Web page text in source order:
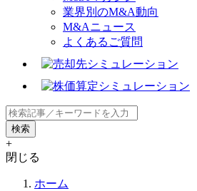
業界別のM&A動向
M&Aニュース
よくあるご質問
+
閉じる
ホーム